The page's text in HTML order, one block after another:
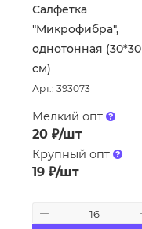
Салфетка
"Микрофибра",
однотонная (30*30
см)
Арт.: 393073
Мелкий опт
20 ₽/шт
Крупный опт
19 ₽/шт